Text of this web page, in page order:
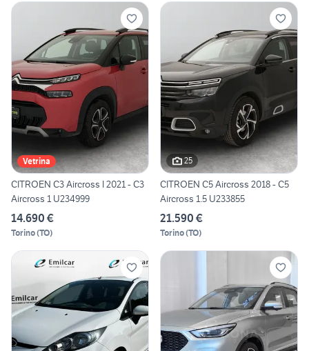
Vetrina
CITROEN C3 Aircross I 2021 - C3
Aircross 1 U234999
14.690 €
Torino(TO)
25
CITROEN C5 Aircross 2018 - C5
Aircross 1.5 U233855
21.590 €
Torino(TO)